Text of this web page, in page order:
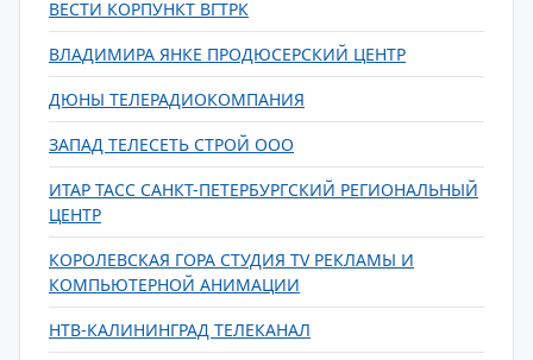
ВЕСТИ КОРПУНКТ ВГТРК
ВЛАДИМИРА ЯНКЕ ПРОДЮСЕРСКИЙ ЦЕНТР
ДЮНЫ ТЕЛЕРАДИОКОМПАНИЯ
ЗАПАД ТЕЛЕСЕТЬ СТРОЙ ООО
ИТАР ТАСС САНКТ-ПЕТЕРБУРГСКИЙ РЕГИОНАЛЬНЫЙ
ЦЕНТР
КОРОЛЕВСКАЯ ГОРА СТУДИЯ TV РЕКЛАМЫ И
КОМПЬЮТЕРНОЙ АНИМАЦИИ
НТВ-КАЛИНИНГРАД ТЕЛЕКАНАЛ